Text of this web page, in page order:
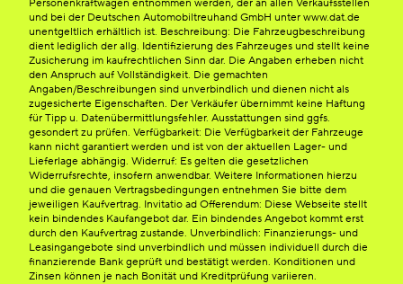
Personenkraftwagen entnommen werden, der an allen Verkaufsstellen
und bei der Deutschen Automobiltreuhand GmbH unter www.dat.de
unentgeltlich erhältlich ist. Beschreibung: Die Fahrzeugbeschreibung
dient lediglich der allg. Identifizierung des Fahrzeuges und stellt keine
Zusicherung im kaufrechtlichen Sinn dar. Die Angaben erheben nicht
den Anspruch auf Vollständigkeit. Die gemachten
Angaben/Beschreibungen sind unverbindlich und dienen nicht als
zugesicherte Eigenschaften. Der Verkäufer übernimmt keine Haftung
für Tipp u. Datenübermittlungsfehler. Ausstattungen sind ggfs.
gesondert zu prüfen. Verfügbarkeit: Die Verfügbarkeit der Fahrzeuge
kann nicht garantiert werden und ist von der aktuellen Lager- und
Lieferlage abhängig. Widerruf: Es gelten die gesetzlichen
Widerrufsrechte, insofern anwendbar. Weitere Informationen hierzu
und die genauen Vertragsbedingungen entnehmen Sie bitte dem
jeweiligen Kaufvertrag. Invitatio ad Offerendum: Diese Webseite stellt
kein bindendes Kaufangebot dar. Ein bindendes Angebot kommt erst
durch den Kaufvertrag zustande. Unverbindlich: Finanzierungs- und
Leasingangebote sind unverbindlich und müssen individuell durch die
finanzierende Bank geprüft und bestätigt werden. Konditionen und
Zinsen können je nach Bonität und Kreditprüfung variieren.